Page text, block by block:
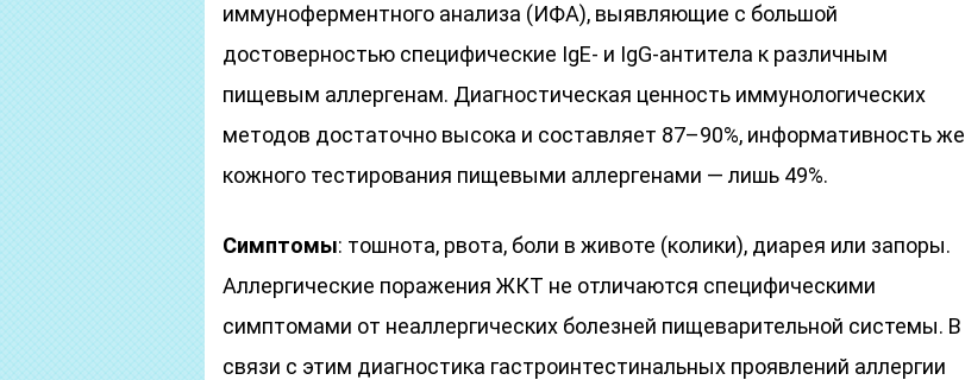
иммуноферментного анализа (ИФА), выявляющие с большой
достоверностью специфические IgE- и IgG-антитела к различным
пищевым аллергенам. Диагностическая ценность иммунологических
методов достаточно высока и составляет 87–90%, информативность же
кожного тестирования пищевыми аллергенами — лишь 49%.
Симптомы: тошнота, рвота, боли в животе (колики), диарея или запоры.
Аллергические поражения ЖКТ не отличаются специфическими
симптомами от неаллергических болезней пищеварительной системы. В
связи с этим диагностика гастроинтестинальных проявлений аллергии